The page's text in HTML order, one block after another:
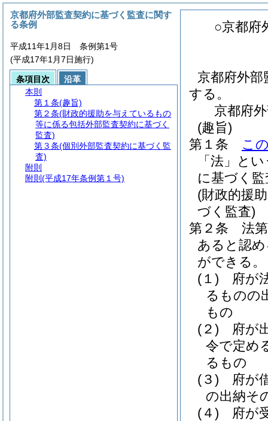
○京都府
京都府外
する。
京都府
(趣旨)
第１条
こ
「法」と
に基づく
(財政的援
づく監査)
第２条
法
あると認
ができる。
(１)
府が
るものの
もの
(２)
府が
令で定め
るもの
(３)
府が
の出納そ
(４)
府が
京都府外部監査契約に基づく監査に関す
る条例
平成11年1月8日 条例第1号
(平成17年1月7日施行)
条項目次
沿革
本則
第１条(趣旨)
第２条(財政的援助を与えているもの
等に係る包括外部監査契約に基づく
監査)
第３条(個別外部監査契約に基づく監
査)
附則
附則 (平成17年条例第１号)